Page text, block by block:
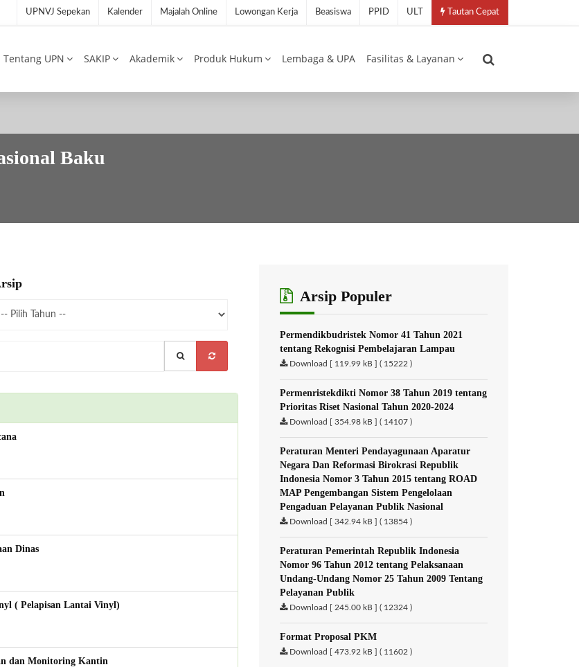
UPNVJ Sepekan Kalender Majalah Online Lowongan Kerja Beasiswa PPID ULT Tautan Cepat
Tentang UPN SAKIP Akademik Produk Hukum Lembaga & UPA Fasilitas & Layanan
Baku
Dinas
( Pelapisan Lantai Vinyl)
dan Monitoring Kantin
Arsip Populer
Permendikbudristek Nomor 41 Tahun 2021
tentang Rekognisi Pembelajaran Lampau
Download [ 119.99 kB ] ( 15222 )
Permenristekdikti Nomor 38 Tahun 2019 tentang
Prioritas Riset Nasional Tahun 2020-2024
Download [ 354.98 kB ] ( 14107 )
Peraturan Menteri Pendayagunaan Aparatur
Negara Dan Reformasi Birokrasi Republik
Indonesia Nomor 3 Tahun 2015 tentang ROAD
MAP Pengembangan Sistem Pengelolaan
Pengaduan Pelayanan Publik Nasional
Download [ 342.94 kB ] ( 13854 )
Peraturan Pemerintah Republik Indonesia
Nomor 96 Tahun 2012 tentang Pelaksanaan
Undang-Undang Nomor 25 Tahun 2009 Tentang
Pelayanan Publik
Download [ 245.00 kB ] ( 12324 )
Format Proposal PKM
Download [ 473.92 kB ] ( 11602 )